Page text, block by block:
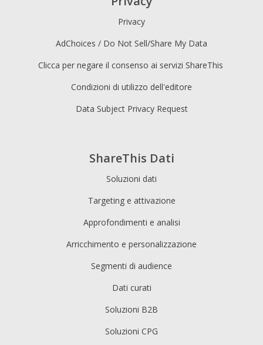
ShareThis Dati
Soluzioni dati
Targeting e attivazione
Approfondimenti e analisi
Arricchimento e personalizzazione
Segmenti di audience
Dati curati
Soluzioni B2B
Soluzioni CPG
Privacy
AdChoices / Do Not Sell/Share My Data
Clicca per negare il consenso ai servizi ShareThis
Condizioni di utilizzo dell'editore
Data Subject Privacy Request